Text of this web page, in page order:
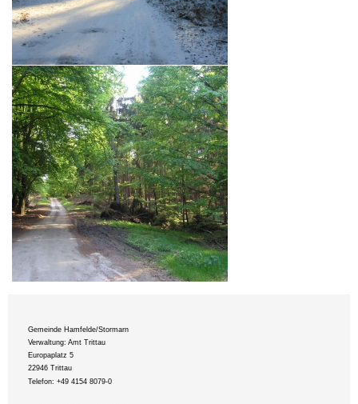
Gemeinde Hamfelde/Stormarn
Verwaltung: Amt Trittau
Europaplatz 5
22946 Trittau
Telefon: +49 4154 8079-0